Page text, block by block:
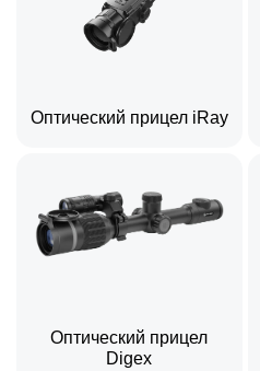
Оптический прицел iRay
Оптический прицел
Digex